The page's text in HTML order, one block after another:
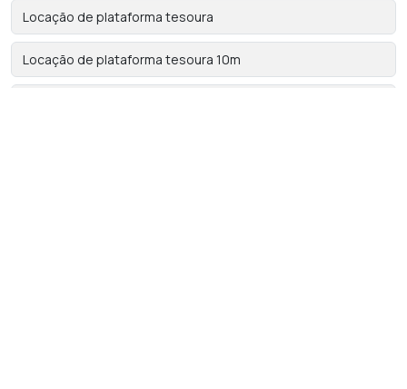
Locação de plataforma tesoura
Locação de plataforma tesoura 10m